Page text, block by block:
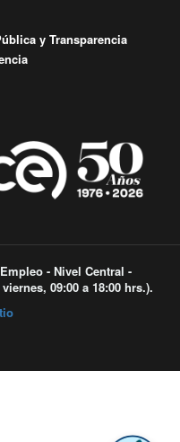
y Transparencia
- Nivel Central -
09:00 a 18:00 hrs.).